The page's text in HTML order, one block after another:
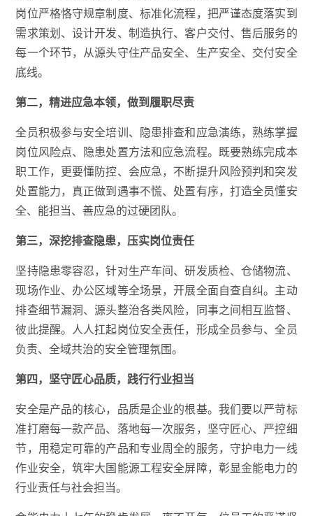
岗位严格恪守规章制度、标准化流程，把严谨态度落实到
需求策划、设计开发、制造执行、客户交付、售后服务的
每一个环节，从源头守住产品安全、生产安全、交付安全
底线。
第二，精进应急本领，做到履职尽责
全员积极参与安全培训、隐患排查和应急演练，熟练掌握
岗位风险点、隐患处置方法和应急流程。既要熟练完成本
职工作，更要懂防控、会应急，不断提升风险预判和突发
处置能力，真正做到遇事不慌、处置有序，打造全员懂安
全、能担当、善应急的过硬团队。
第三，深挖排查隐患，压实岗位责任
坚持隐患零容忍，针对生产车间、研发质检、仓储物流、
现场作业、办公区域等全场景，开展全面自查自纠。主动
排查细节漏洞、源头整治各类风险，同事之间相互监督、
彼此提醒。人人扛起岗位安全责任，形成全员参与、全员
负责、全域共治的安全管理氛围。
第四，坚守匠心品质，践行行业担当
安全是产品的核心，品质是企业的根基。我们要以严苛标
准打磨每一款产品、落地每一次服务，坚守匠心、严控细
节，用稳定可靠的产品和专业周全的服务，守护电力一线
作业安全，筑牢大国能源工程安全屏障，彰显金能电力的
行业责任与社会担当。